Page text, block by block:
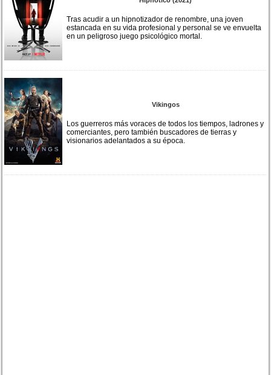
Tras acudir a un hipnotizador de renombre, una joven
estancada en su vida profesional y personal se ve envuelta
en un peligroso juego psicológico mortal.
Vikingos
Los guerreros más voraces de todos los tiempos, ladrones y
comerciantes, pero también buscadores de tierras y
visionarios adelantados a su época.